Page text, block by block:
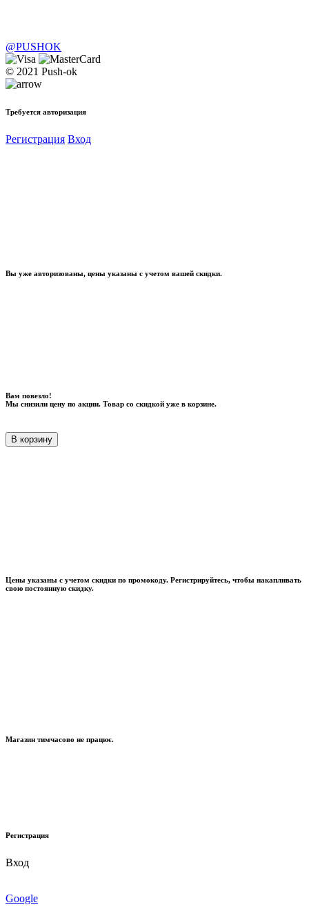
@PUSHOK
© 2021 Push-ok
Требуется авторизация
Регистрация Вход
Вы уже авторизованы, цены указаны с учетом вашей скидки.
Вам повезло!
Мы снизили цену по акции. Товар со скидкой уже в корзине.
В корзину
Цены указаны с учетом скидки по промокоду. Регистрируйтесь, чтобы накапливать
свою постоянную скидку.
Магазин тимчасово не працює.
Регистрация
Вход
Google